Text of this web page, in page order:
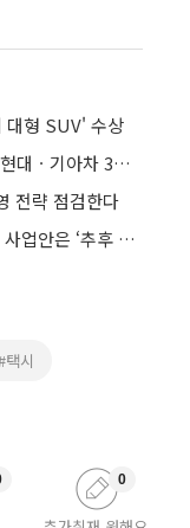
대형 SUV' 수상
현대차 아반떼, '2021 북미 올해의 차'…현대ㆍ기아차 3년 연속 수상
전략 점검한다
싸이월드, 10월 부활 예고…그러나 핵심 사업안은 ‘추후 공개’
택시
0